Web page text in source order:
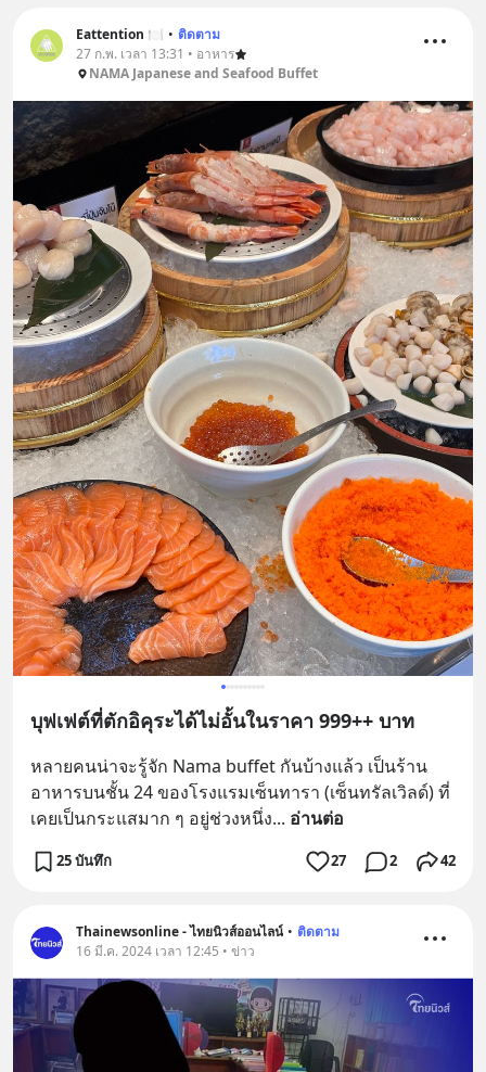
Eattention 🍽 • ติดตาม
27 ก.พ. เวลา 13:31 • อาหาร
NAMA Japanese and Seafood Buffet
บุฟเฟต์ที่ตักอิคุระได้ไม่อั้นในราคา 999++ บาท
หลายคนน่าจะรู้จัก Nama buffet กันบ้างแล้ว เป็นร้าน
อาหารบนชั้น 24 ของโรงแรมเซ็นทารา (เซ็นทรัลเวิลด์) ที่
เคยเป็นกระแสมาก ๆ อยู่ช่วงหนึ่ง... อ่านต่อ
25 บันทึก 27 2 42
Thainewsonline - ไทยนิวส์ออนไลน์ • ติดตาม
16 มี.ค. 2024 เวลา 12:45 • ข่าว